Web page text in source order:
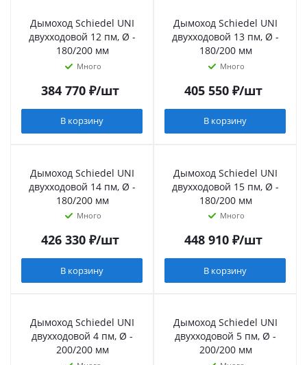
Дымоход Schiedel UNI
двухходовой 12 пм, Ø -
180/200 мм
Много
384 770₽/шт
В корзину
Дымоход Schiedel UNI
двухходовой 13 пм, Ø -
180/200 мм
Много
405 550₽/шт
В корзину
Дымоход Schiedel UNI
двухходовой 14 пм, Ø -
180/200 мм
Много
426 330₽/шт
В корзину
Дымоход Schiedel UNI
двухходовой 15 пм, Ø -
180/200 мм
Много
448 910₽/шт
В корзину
Дымоход Schiedel UNI
двухходовой 4 пм, Ø -
200/200 мм
Дымоход Schiedel UNI
двухходовой 5 пм, Ø -
200/200 мм